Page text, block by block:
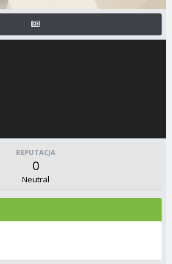
REPUTACJA
0
Neutral